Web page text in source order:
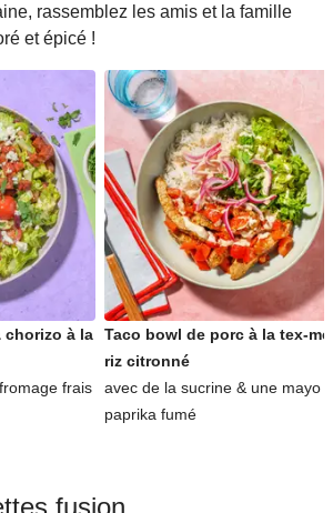
rassemblez les amis et la famille
et épicé !
chorizo à la
frais
Taco bowl de porc à la tex-
riz citronné
avec de la sucrine & une mayo
paprika fumé
fusion